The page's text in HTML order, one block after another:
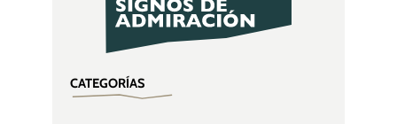
CATEGORÍAS